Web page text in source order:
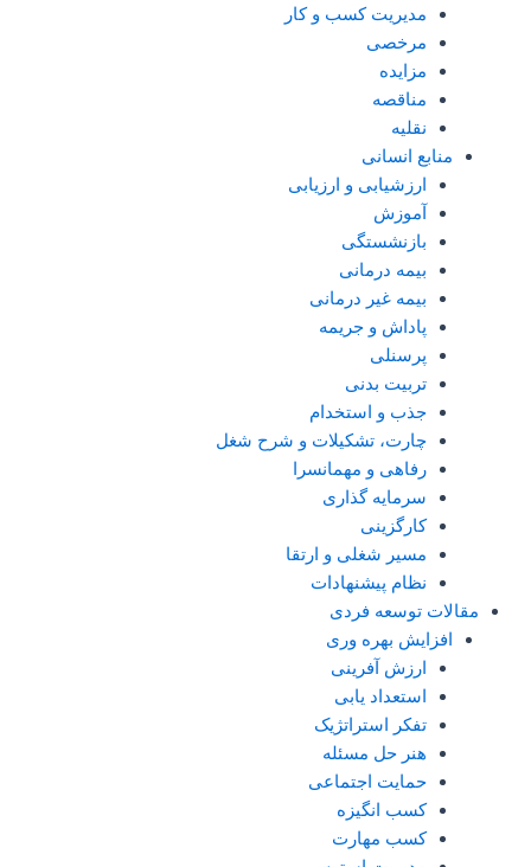
مدیریت کسب و کار
مرخصی
مزایده
مناقصه
نقلیه
منابع انسانی
ارزشیابی و ارزیابی
آموزش
بازنشستگی
بیمه درمانی
بیمه غیر درمانی
پاداش و جریمه
پرسنلی
تربیت بدنی
جذب و استخدام
چارت، تشکیلات و شرح شغل
رفاهی و مهمانسرا
سرمایه گذاری
کارگزینی
مسیر شغلی و ارتقا
نظام پیشنهادات
مقالات توسعه فردی
افزایش بهره وری
ارزش آفرینی
استعداد یابی
تفکر استراتژیک
هنر حل مسئله
حمایت اجتماعی
کسب انگیزه
کسب مهارت